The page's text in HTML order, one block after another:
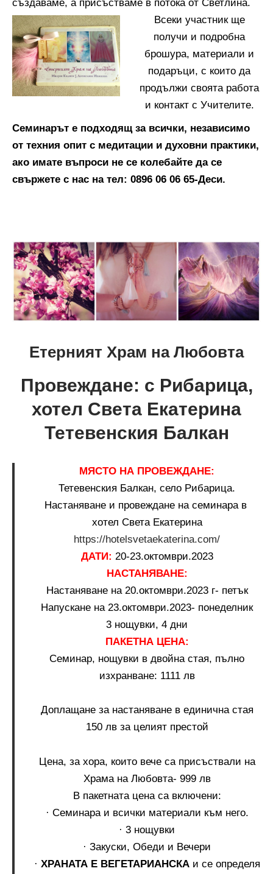
създаваме, а присъстваме в потока от Светлина.
Всеки участник ще
получи и подробна
брошура, материали и
подаръци, с които да
продължи своята работа
и контакт с Учителите.
Семинарът е подходящ за всички, независимо
от техния опит с медитации и духовни практики,
ако имате въпроси не се колебайте да се
свържете с нас на тел: 0896 06 06 65-Деси.
Етерният Храм на Любовта
Провеждане: с Рибарица,
хотел Света Екатерина
Тетевенския Балкан
МЯСТО НА ПРОВЕЖДАНЕ:
Тетевенския Балкан, село Рибарица.
Настаняване и провеждане на семинара в
хотел Света Екатерина
https://hotelsvetaekaterina.com/
ДАТИ: 20-23.октомври.2023
НАСТАНЯВАНЕ:
Настаняване на 20.октомври.2023 г- петък
Напускане на 23.октомври.2023- понеделник
3 нощувки, 4 дни
ПАКЕТНА ЦЕНА:
Семинар, нощувки в двойна стая, пълно
изхранване: 1111 лв
Доплащане за настаняване в единична стая
150 лв за целият престой
Цена, за хора, които вече са присъствали на
Храма на Любовта- 999 лв
В пакетната цена са включени:
· Семинара и всички материали към него.
· 3 нощувки
· Закуски, Обеди и Вечери
· ХРАНАТА Е ВЕГЕТАРИАНСКАи се определя